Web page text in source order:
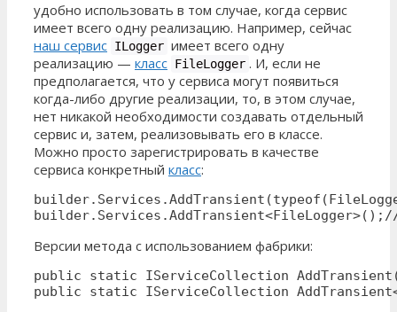
удобно использовать в том случае, когда сервис
имеет всего одну реализацию. Например, сейчас
наш сервис ILogger имеет всего одну
реализацию — класс FileLogger . И, если не
предполагается, что у сервиса могут появиться
когда-либо другие реализации, то, в этом случае,
нет никакой необходимости создавать отдельный
сервис и, затем, реализовывать его в классе.
Можно просто зарегистрировать в качестве
сервиса конкретный класс:
builder.Services.AddTransient<FileLogger>();//
Версии метода с использованием фабрики:
public static IServiceCollection
public static IServiceCollection